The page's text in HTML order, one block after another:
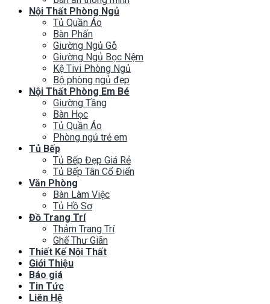
Nội Thất Phòng Ngủ
Tủ Quần Áo
Bàn Phấn
Giường Ngủ Gỗ
Giường Ngủ Bọc Nệm
Kệ Tivi Phòng Ngủ
Bộ phòng ngủ đẹp
Nội Thất Phòng Em Bé
Giường Tầng
Bàn Học
Tủ Quần Áo
Phòng ngủ trẻ em
Tủ Bếp
Tủ Bếp Đẹp Giá Rẻ
Tủ Bếp Tân Cổ Điển
Văn Phòng
Bàn Làm Việc
Tủ Hồ Sơ
Đồ Trang Trí
Thảm Trang Trí
Ghế Thư Giãn
Thiết Kế Nội Thất
Giới Thiệu
Báo giá
Tin Tức
Liên Hệ